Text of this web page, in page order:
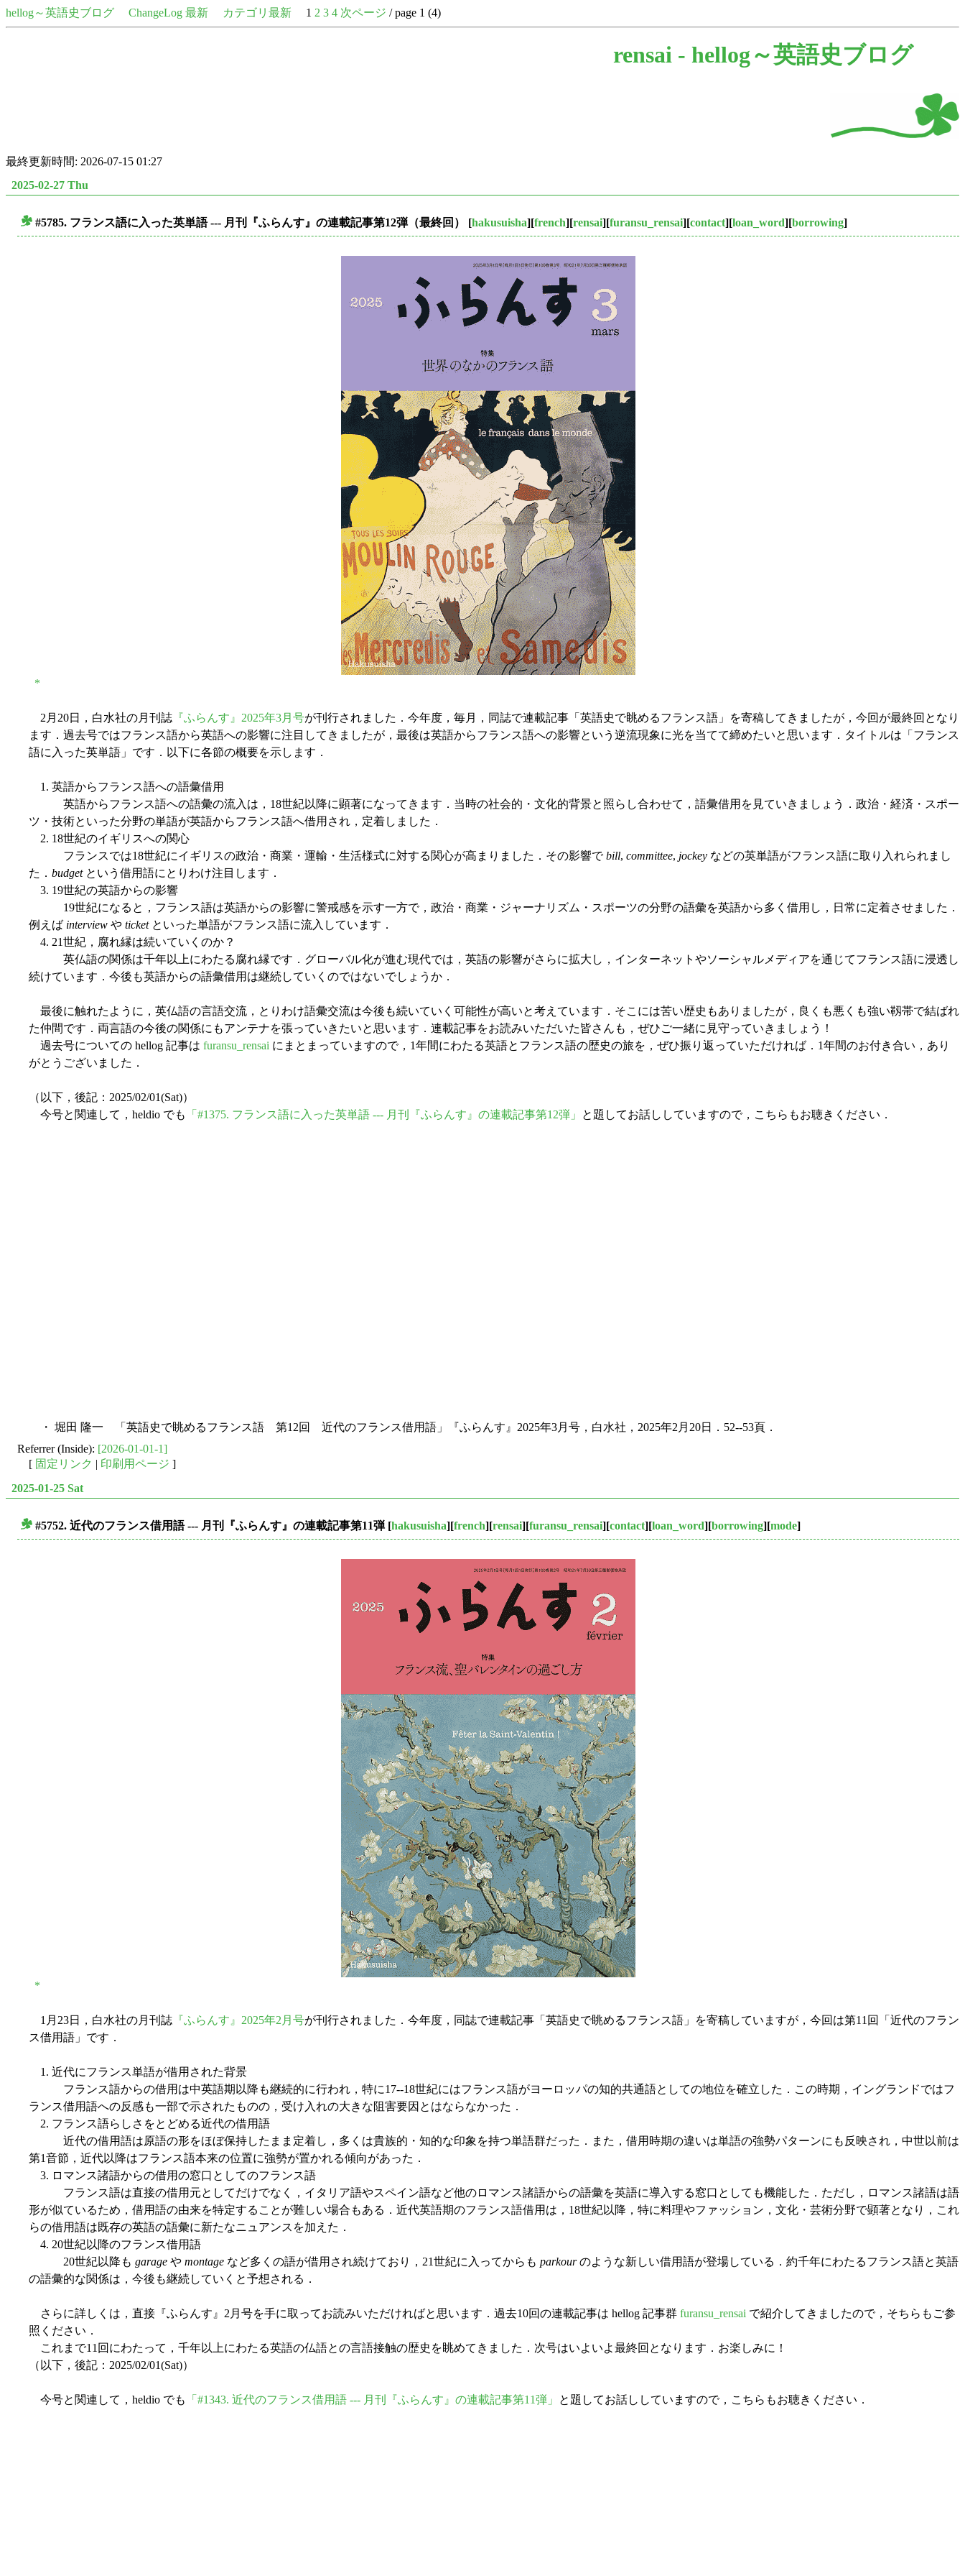
hellog～英語史ブログ ChangeLog 最新 カテゴリ最新 1 2 3 4 次ページ / page 1 (4)
rensai - hellog～英語史ブログ
最終更新時間: 2026-07-15 01:27
2025-02-27 Thu
#5785. フランス語に入った英単語 --- 月刊『ふらんす』の連載記事第12弾（最終回） [hakusuisha][french][rensai][furansu_rensai][contact][loan_word][borrowing]
*
2月20日，白水社の月刊誌 『ふらんす』2025年3月号が刊行されました．今年度，毎月，同誌で連載記事「英語史で眺めるフランス語」を寄稿してきましたが，今回が最終回となり
ます．過去号ではフランス語から英語への影響に注目してきましたが，最後は英語からフランス語への影響という逆流現象に光を当てて締めたいと思います．タイトルは「フランス
語に入った英単語」です．以下に各節の概要を示します．
1. 英語からフランス語への語彙借用
英語からフランス語への語彙の流入は，18世紀以降に顕著になってきます．当時の社会的・文化的背景と照らし合わせて，語彙借用を見ていきましょう．政治・経済・スポー
ツ・技術といった分野の単語が英語からフランス語へ借用され，定着しました．
2. 18世紀のイギリスへの関心
フランスでは18世紀にイギリスの政治・商業・運輸・生活様式に対する関心が高まりました．その影響でbill, committee, jockey などの英単語がフランス語に取り入れられまし
た． budgetという借用語にとりわけ注目します．
3. 19世紀の英語からの影響
19世紀になると，フランス語は英語からの影響に警戒感を示す一方で，政治・商業・ジャーナリズム・スポーツの分野の語彙を英語から多く借用し，日常に定着させました．
例えば interview や ticketといった単語がフランス語に流入しています．
4. 21世紀，腐れ縁は続いていくのか？
英仏語の関係は千年以上にわたる腐れ縁です．グローバル化が進む現代では，英語の影響がさらに拡大し，インターネットやソーシャルメディアを通じてフランス語に浸透し
続けています．今後も英語からの語彙借用は継続していくのではないでしょうか．
最後に触れたように，英仏語の言語交流，とりわけ語彙交流は今後も続いていく可能性が高いと考えています．そこには苦い歴史もありましたが，良くも悪くも強い靱帯で結ばれ
た仲間です．両言語の今後の関係にもアンテナを張っていきたいと思います．連載記事をお読みいただいた皆さんも，ぜひご一緒に見守っていきましょう！
過去号についての hellog 記事は furansu_rensai にまとまっていますので，1年間にわたる英語とフランス語の歴史の旅を，ぜひ振り返っていただければ．1年間のお付き合い，あり
がとうございました．
（以下，後記：2025/02/01(Sat)）
今号と関連して，heldio でも
「#1375. フランス語に入った英単語 --- 月刊『ふらんす』の連載記事第12弾」 と題してお話ししていますので，こちらもお聴きください．
・ 堀田 隆一 「英語史で眺めるフランス語 第12回 近代のフランス借用語」『ふらんす』2025年3月号，白水社，2025年2月20日．52--53頁．
Referrer (Inside): [2026-01-01-1]
[ 固定リンク | 印刷用ページ ]
2025-01-25 Sat
#5752. 近代のフランス借用語 --- 月刊『ふらんす』の連載記事第11弾[hakusuisha][french][rensai][furansu_rensai][contact][loan_word][borrowing][mode]
*
1月23日，白水社の月刊誌 『ふらんす』2025年2月号が刊行されました．今年度，同誌で連載記事「英語史で眺めるフランス語」を寄稿していますが，今回は第11回「近代のフラン
ス借用語」です．
1. 近代にフランス単語が借用された背景
フランス語からの借用は中英語期以降も継続的に行われ，特に17--18世紀にはフランス語がヨーロッパの知的共通語としての地位を確立した．この時期，イングランドではフ
ランス借用語への反感も一部で示されたものの，受け入れの大きな阻害要因とはならなかった．
2. フランス語らしさをとどめる近代の借用語
近代の借用語は原語の形をほぼ保持したまま定着し，多くは貴族的・知的な印象を持つ単語群だった．また，借用時期の違いは単語の強勢パターンにも反映され，中世以前は
第1音節，近代以降はフランス語本来の位置に強勢が置かれる傾向があった．
3. ロマンス諸語からの借用の窓口としてのフランス語
フランス語は直接の借用元としてだけでなく，イタリア語やスペイン語など他のロマンス諸語からの語彙を英語に導入する窓口としても機能した．ただし，ロマンス諸語は語
形が似ているため，借用語の由来を特定することが難しい場合もある．近代英語期のフランス語借用は，18世紀以降，特に料理やファッション，文化・芸術分野で顕著となり，これ
らの借用語は既存の英語の語彙に新たなニュアンスを加えた．
4. 20世紀以降のフランス借用語
20世紀以降も garage や montage など多くの語が借用され続けており，21世紀に入ってからも parkourのような新しい借用語が登場している．約千年にわたるフランス語と英語
の語彙的な関係は，今後も継続していくと予想される．
さらに詳しくは，直接『ふらんす』2月号を手に取ってお読みいただければと思います．過去10回の連載記事は hellog 記事群 furansu_rensai で紹介してきましたので，そちらもご参
照ください．
これまで11回にわたって，千年以上にわたる英語の仏語との言語接触の歴史を眺めてきました．次号はいよいよ最終回となります．お楽しみに！
（以下，後記：2025/02/01(Sat)）
今号と関連して，heldio でも 「#1343. 近代のフランス借用語 --- 月刊『ふらんす』の連載記事第11弾」 と題してお話ししていますので，こちらもお聴きください．